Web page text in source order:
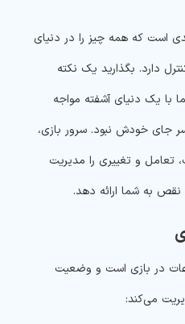
است که همه چیز را در دنیای
دارد. بگذارید یک نکته
با یک دنیای آشفته مواجه
جای خودش نبود. سرور بازی،
تعامل و تغییری را مدیریت
به شما ارائه دهد.
در بازی است و وضعیت
می‌کند: